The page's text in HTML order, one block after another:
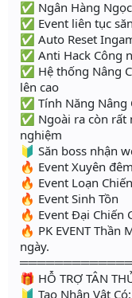
✅ Ngân Hàng
✅ Event liên tục
✅ Auto Reset
✅ Anti Hack Công
✅ Hệ thống Nâng
lên cao
✅ Tính Năng Nâng
✅ Ngoài ra còn rất
nghiệm
🔰 Săn boss nhận
🔥 Event Xuyên
🔥 Event Loạn
🔥 Event Sinh Tồn
🔥 Event Đại Chiến
🔥 PK EVENT Thần
ngày.
🎁 HỖ TRỢ TÂN
🔰 Tạo Nhân Vật